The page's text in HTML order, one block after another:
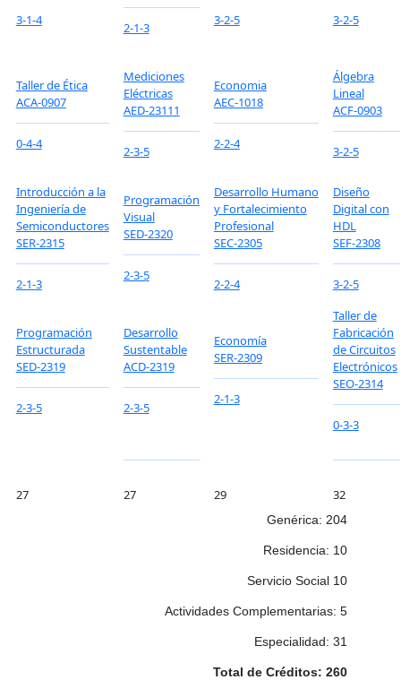
3-1-4 2-1-3 3-2-5 3-2-5
Taller de Ética
ACA-0907
0-4-4
Mediciones
Eléctricas
AED-23111
2-3-5
Economia
AEC-1018
2-2-4
Álgebra
Lineal
ACF-0903
3-2-5
Introducción a la
Ingeniería de
Semiconductores
SER-2315
2-1-3
Programación
Visual
SED-2320
2-3-5
Desarrollo Humano
y Fortalecimiento
Profesional
SEC-2305
2-2-4
Diseño
Digital con
HDL
SEF-2308
3-2-5
Programación
Estructurada
SED-2319
2-3-5
Desarrollo
Sustentable
ACD-2319
2-3-5
Economía
SER-2309
2-1-3
Taller de
Fabricación
de Circuitos
Electrónicos
SEO-2314
0-3-3
27 27 29 32
Genérica: 204
Residencia: 10
Servicio Social 10
Actividades Complementarias: 5
Especialidad: 31
Total de Créditos: 260